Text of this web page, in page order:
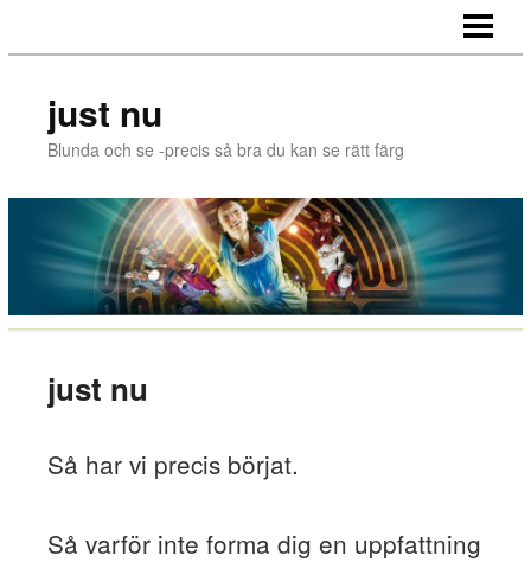
just nu
Blunda och se -precis så bra du kan se rätt färg
just nu
Så har vi precis börjat.
Så varför inte forma dig en uppfattning